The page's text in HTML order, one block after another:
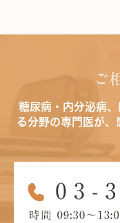
ご
糖尿病・内分泌病
る分野の専門医が、